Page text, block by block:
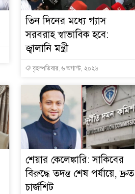
তিন দিনের মধ্যে গ্যাস
সরবরাহ স্বাভাবিক হবে:
জ্বালানি মন্ত্রী
বৃহস্পতিবার, ৬ অগাস্ট, ২০২৬
শেয়ার কেলেঙ্কারি: সাকিবের
বিরুদ্ধে তদন্ত শেষ পর্যায়ে, দ্রুত
চার্জশিট